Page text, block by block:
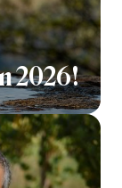
2026!